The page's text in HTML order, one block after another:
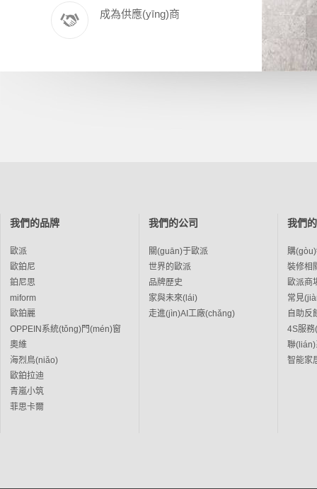
成為供應(yīng)商
我們的品牌
歐派
歐鉑尼
鉑尼思
miform
歐鉑麗
OPPEIN系統(tǒng)門(mén)窗
奧維
海烈鳥(niǎo)
歐鉑拉迪
青嵐小筑
菲思卡爾
我們的公司
關(guān)于歐派
世界的歐派
品牌歷史
家與未來(lái)
走進(jìn)AI工廠(chǎng)
我們
購
裝修相
歐派商
常見
自助反
4S服務
聯
智能家